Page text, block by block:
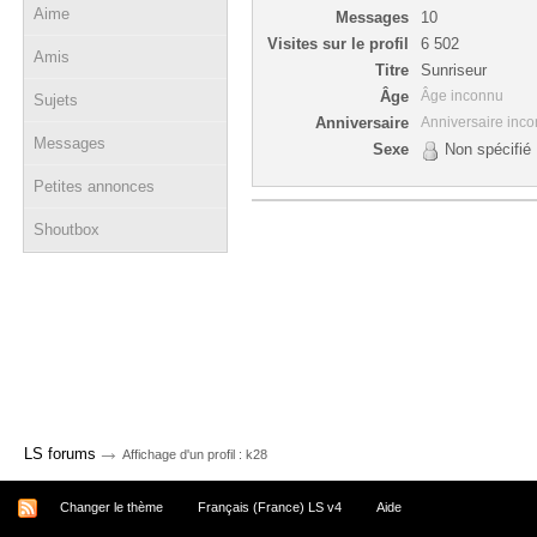
Aime
Amis
Sujets
Messages
Petites annonces
Shoutbox
Messages
10
Visites sur le profil
6 502
Titre
Sunriseur
Âge
Âge inconnu
Anniversaire Anniversaire
Sexe Non spécifié
LS forums → Affichage d'un profil : k28
Changer le thème Français (France) LS v4 Aide